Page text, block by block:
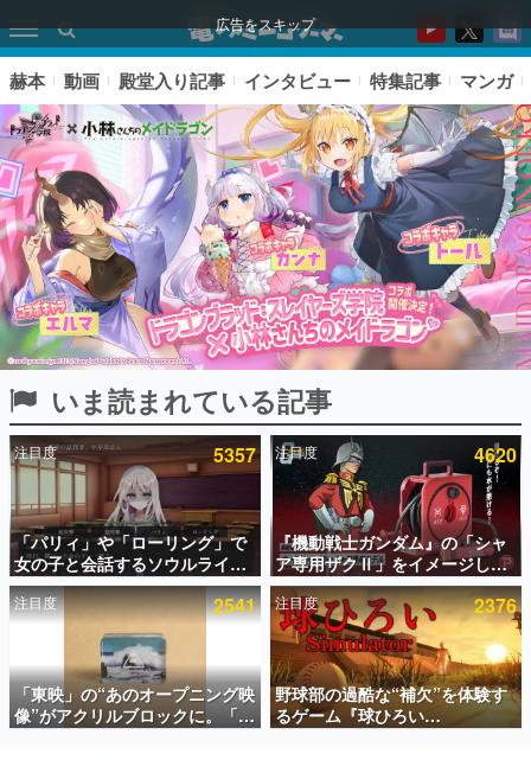
広告をスキップ
ピックアップ
電ファミのいま読まれている記事ランキング
アプリセール情報
インタビュー
連載・特集一覧
殿堂入り記事
SNS拡散数が数千以上！ ページビュー数万以上！ などな
ど。多くの人々に読まれた、電ファミ渾身の“殿堂入り”記
事をまとめました。
赫本 動画 殿堂入り記事 インタビュー 特集記事 マンガ
いま読まれている記事
注目度 5357
「パリィ」や「ローリング」で
女の子と会話するソウルライク
恋愛ゲーム『小早川さんはソウ
ルライク』無料公開。返事に失
敗すると「YOU DIED」
注目度 4620
『機動戦士ガンダム』の「シャ
ア専用ザクⅡ」をイメージした
散水ホースリールが予約開始。
本体にはシャアのパーソナルマ
ークやジオン公国軍のエンブレ
ム、型式番号などを配置
注目度 2541
「東映」の“あのオープニング映
像”がアクリルブロックに。「東
映ヒストリカル グッズコレクシ
注目度 2376
野球部の過酷な“補欠”を体験す
るゲーム『球ひろい
Simulator』が「1件」のウィッ